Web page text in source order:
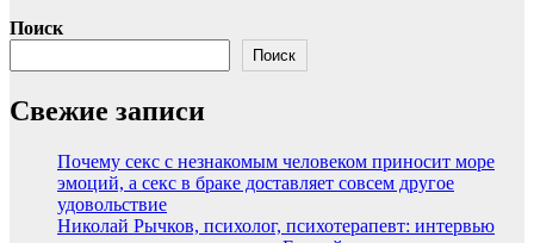
Поиск
Поиск
Свежие записи
Почему секс с незнакомым человеком приносит море
эмоций, а секс в браке доставляет совсем другое
удовольствие
Николай Рычков, психолог, психотерапевт: интервью